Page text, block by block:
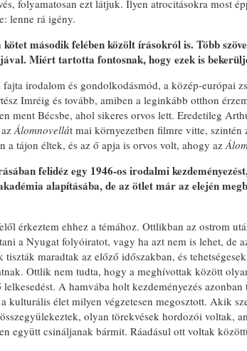
folyamatosan ezt látjuk. Ilyen atrocitásokra most
lenne rá igény.
kötet második felében közölt írásokról is. Több
jával. Miért tartotta fontosnak, hogy ezek is
fajta irodalom és gondolkodásmód, a közép-európai
Imréig és tovább, amiben a leginkább otthon
ment Bécsbe, ahol sikeres orvos lett. Eredetileg
azÁlomnovellát mai környezetben filmre vitte,
a tájon éltek, és az ő apja is orvos volt, ahogy az
felidéz egy 1946-os irodalmi
alapításába, de az ötlet már az elején
érkeztem ehhez a témához. Ottlikban az ostrom
a Nyugat folyóiratot, vagy ha azt nem is lehet, de
tiszták maradtak az előző időszakban, és
Ottlik nem tudta, hogy a meghívottak között
A hamvába holt kezdeményezés
kulturális élet milyen végzetesen megosztott. Akik
olyan törekvések hordozói voltak,
együtt csináljanak bármit. Ráadásul ott voltak